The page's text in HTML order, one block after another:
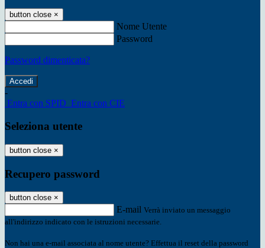
button close ×
Nome Utente
Password
Password dimenticata?
-
Entra con SPID Entra con CIE
Seleziona utente
button close ×
Recupero password
button close ×
E-mail Verrà inviato un messaggio
all'indirizzo indicato con le istruzioni necessarie.
Non hai una e-mail associata al nome utente? Effettua il reset della password